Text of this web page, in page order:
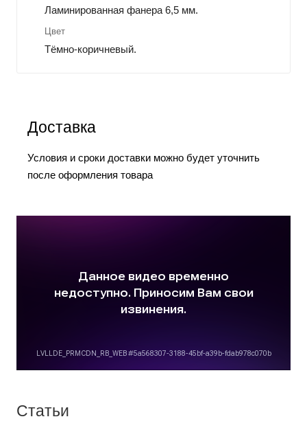
Ламинированная фанера 6,5 мм.
Цвет
Тёмно-коричневый.
Доставка
Условия и сроки доставки можно будет уточнить
после оформления товара
Статьи